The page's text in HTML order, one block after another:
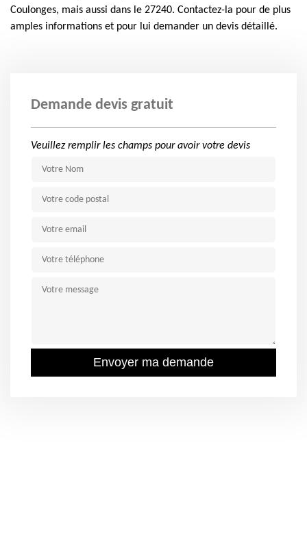
Coulonges, mais aussi dans le 27240. Contactez-la pour de plus
amples informations et pour lui demander un devis détaillé.
Demande devis gratuit
Veuillez remplir les champs pour avoir votre devis